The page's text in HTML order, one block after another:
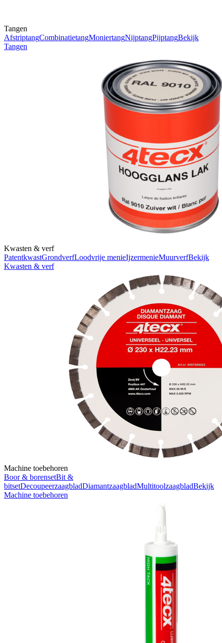
Tangen
AfstriptangCombinatietangMoniertangNijptangPijptangBekijk
Tangen
Kwasten & verf
PatentkwastGrondverfLoodvrije menieIjzermenieMuurverfBekijk
Kwasten & verf
Machine toebehoren
Boor & borensetBit &
bitsetDecoupeerzaagbladDiamantzaagbladMultitoolzaagbladBekijk
Machine toebehoren